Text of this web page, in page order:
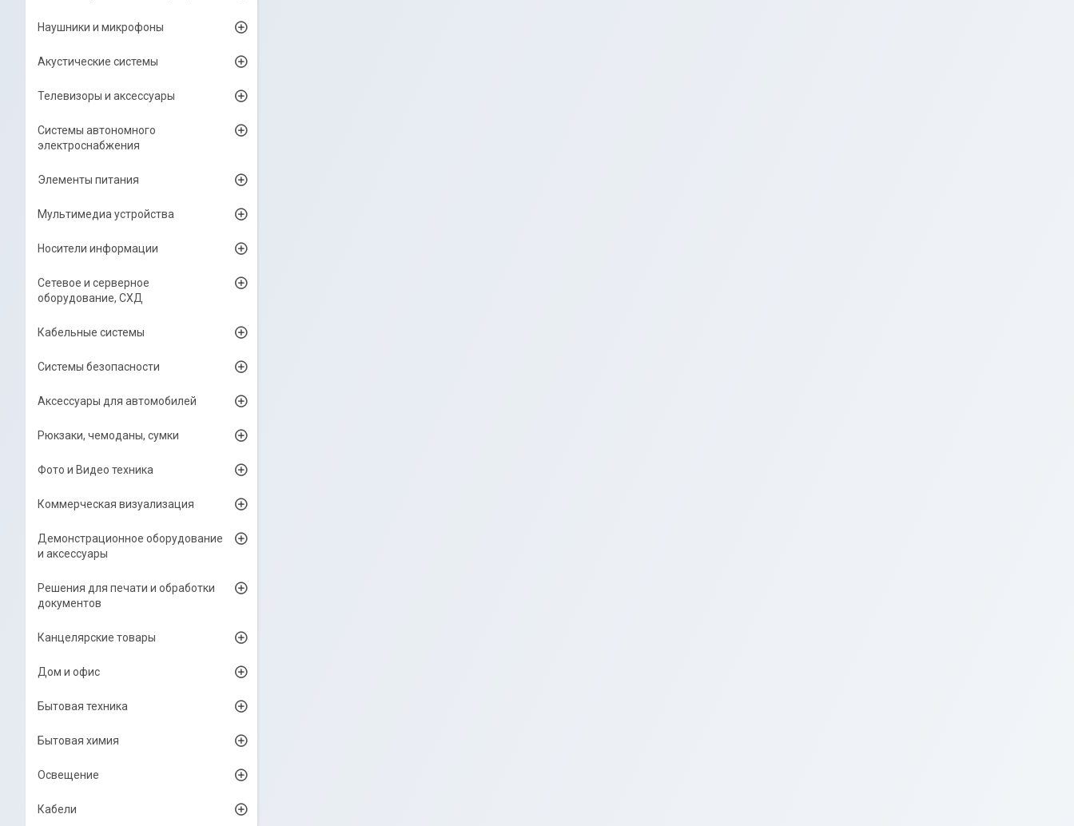
Наушники и микрофоны
Акустические системы
Телевизоры и аксессуары
Системы автономного
электроснабжения
Элементы питания
Мультимедиа устройства
Носители информации
Сетевое и серверное
оборудование, СХД
Кабельные системы
Системы безопасности
Аксессуары для автомобилей
Рюкзаки, чемоданы, сумки
Фото и Видео техника
Коммерческая визуализация
Демонстрационное оборудование
и аксессуары
Решения для печати и обработки
документов
Канцелярские товары
Дом и офис
Бытовая техника
Бытовая химия
Освещение
Кабели